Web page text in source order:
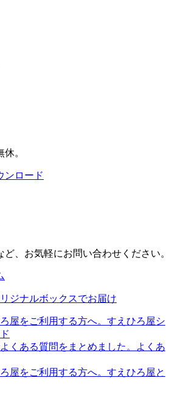
。
ンロード
、お気軽にお問い合わせください。